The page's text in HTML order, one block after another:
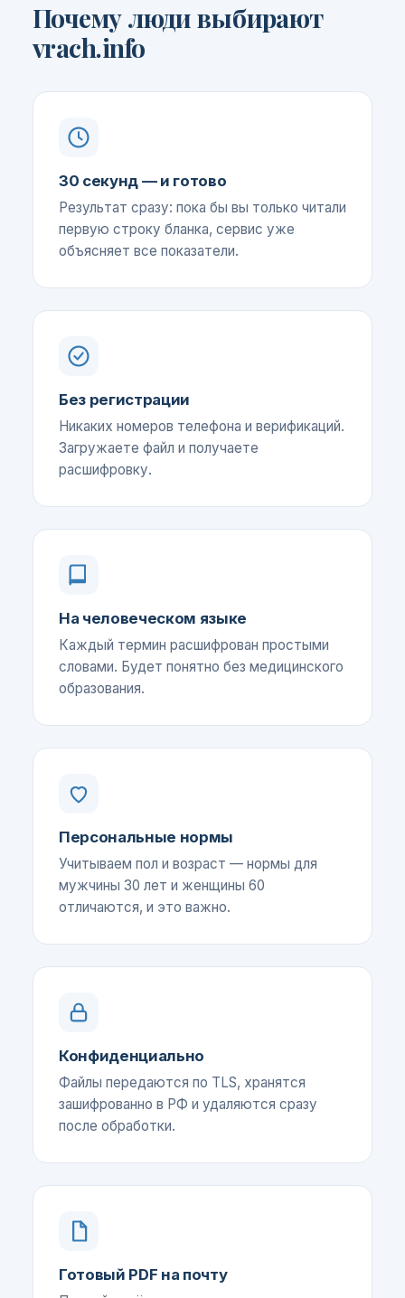
Почему люди выбирают
vrach.info
30 секунд — и готово
Результат сразу: пока бы вы только читали
первую строку бланка, сервис уже
объясняет все показатели.
Без регистрации
Никаких номеров телефона и верификаций.
Загружаете файл и получаете
расшифровку.
На человеческом языке
Каждый термин расшифрован простыми
словами. Будет понятно без медицинского
образования.
Персональные нормы
Учитываем пол и возраст — нормы для
мужчины 30 лет и женщины 60
отличаются, и это важно.
Конфиденциально
Файлы передаются по TLS, хранятся
зашифрованно в РФ и удаляются сразу
после обработки.
Готовый PDF на почту